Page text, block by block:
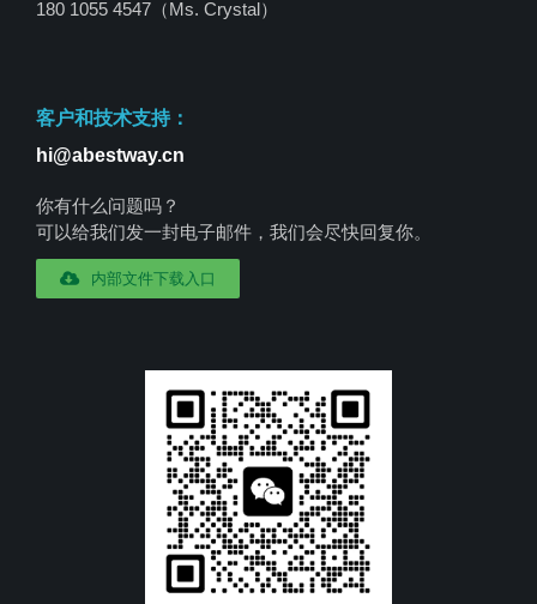
180 1055 4547 （Ms. Crystal）
客户和技术支持：
hi@abestway.cn
你有什么问题吗？
可以给我们发一封电子邮件，我们会尽快回复你。
内部文件下载入口